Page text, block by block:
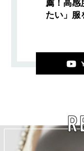
薦！高感
たい」服